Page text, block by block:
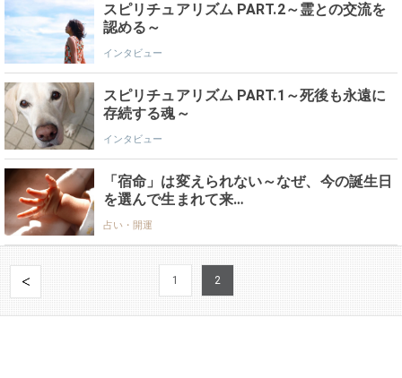
インタビュー
スピリチュアリズム PART.2～霊との交流を
認める～
インタビュー
スピリチュアリズム PART.1～死後も永遠に
存続する魂～
占い・開運
「宿命」は変えられない～なぜ、今の誕生日
を選んで生まれて来…
1 2